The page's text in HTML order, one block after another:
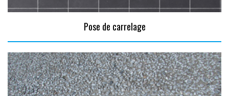
Pose de carrelage